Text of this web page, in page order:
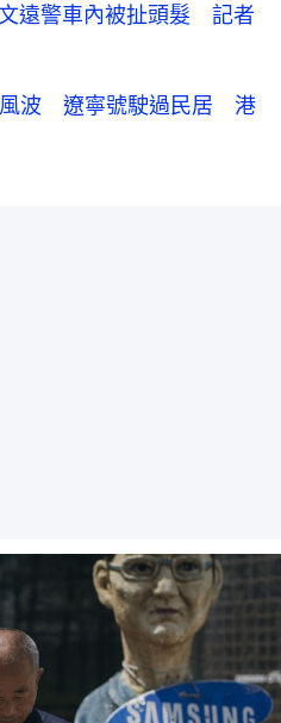
文遠警車內被扯頭髮 記者
風波 遼寧號駛過民居 港